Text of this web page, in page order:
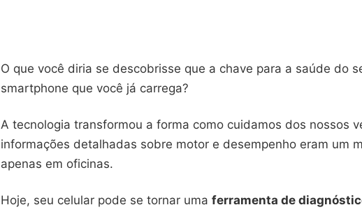
O que você diria se descobrisse que a chave para a saúde do
smartphone que você já carrega?
A tecnologia transformou a forma como cuidamos dos nossos
informações detalhadas sobre motor e desempenho eram um
apenas em oficinas.
Hoje, seu celular pode se tornar uma ferramenta de